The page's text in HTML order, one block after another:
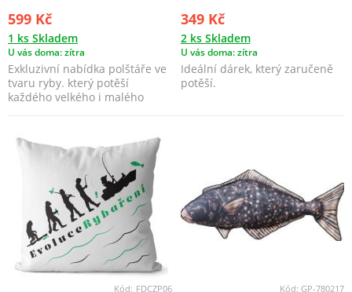
599 Kč
1 ks Skladem
U vás doma: zítra
Exkluzivní nabídka polštáře ve
tvaru ryby. který potěší
každého velkého i malého
349 Kč
2 ks Skladem
U vás doma: zítra
Ideální dárek, který zaručeně
potěší.
Kód: FDCZP06 Kód: GP-780217